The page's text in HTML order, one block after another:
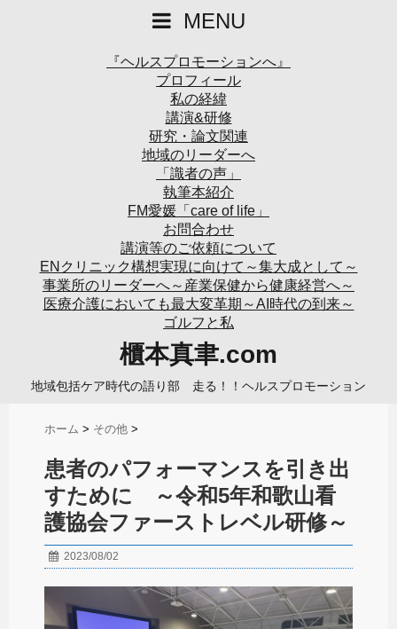
MENU
『ヘルスプロモーションへ』
プロフィール
私の経緯
講演&研修
研究・論文関連
地域のリーダーへ
「識者の声」
執筆本紹介
FM愛媛「care of life」
お問合わせ
講演等のご依頼について
ENクリニック構想実現に向けて～集大成として～
事業所のリーダーへ～産業保健から健康経営へ～
医療介護においても最大変革期～AI時代の到来～
ゴルフと私
櫃本真聿.com
地域包括ケア時代の語り部 走る！！ヘルスプロモーション
ホーム > その他 >
患者のパフォーマンスを引き出
すために ～令和5年和歌山看
護協会ファーストレベル研修～
2023/08/02